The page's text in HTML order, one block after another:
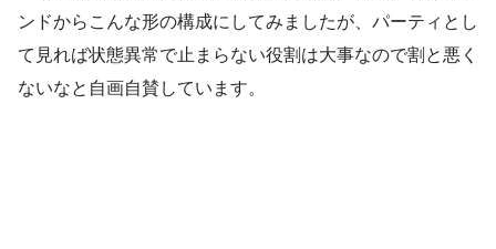
ンドからこんな形の構成にしてみましたが、パーティとし
て見れば状態異常で止まらない役割は大事なので割と悪く
ないなと自画自賛しています。